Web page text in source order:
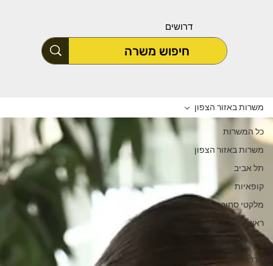
דרושים
כל המשרות
משרות באזור הצפון
תל אביב
קופאיות
מלקטי סחורה
ראשל"צ
כרמיאל
חדרה
משרות באזור הצפון